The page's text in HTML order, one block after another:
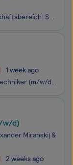
Arbeitsort: Süddeutschland Geschäftsbereich: Sales & Customer Relations Pensum: 100% Vertragsart: Unbefristet Erfahrungsstufe: Berufserfahren Als Mitarbeiter im Außendienst (all genders) treiben Sie den Vertrieb unserer innovativen Produkte und Lösungen aktiv voran, gewinnen Neukunden, bauen
1 week ago
Wir suchen ab sofort einen Zahntechniker (m/w/d) in Vollzeit.
w/d)
Miranskij &
2 weeks ago